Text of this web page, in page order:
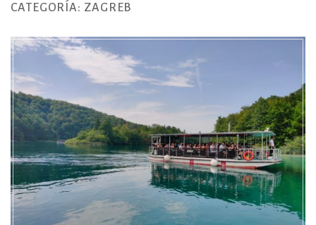
CATEGORÍA: ZAGREB